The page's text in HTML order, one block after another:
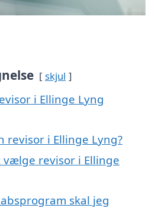
skjul
i Ellinge Lyng
revisor i Ellinge Lyng?
vælge revisor i Ellinge
skal jeg